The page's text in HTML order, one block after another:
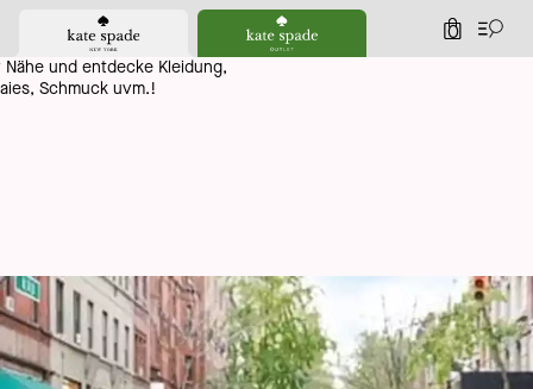
0
und entdecke Kleidung,
Schmuck uvm.!